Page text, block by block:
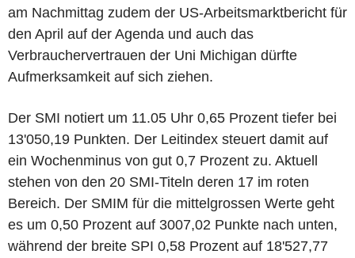
am Nachmittag zudem der US-Arbeitsmarktbericht für
den April auf der Agenda und auch das
Verbrauchervertrauen der Uni Michigan dürfte
Aufmerksamkeit auf sich ziehen.
Der SMI notiert um 11.05 Uhr 0,65 Prozent tiefer bei
13'050,19 Punkten. Der Leitindex steuert damit auf
ein Wochenminus von gut 0,7 Prozent zu. Aktuell
stehen von den 20 SMI-Titeln deren 17 im roten
Bereich. Der SMIM für die mittelgrossen Werte geht
es um 0,50 Prozent auf 3007,02 Punkte nach unten,
während der breite SPI 0,58 Prozent auf 18'527,77